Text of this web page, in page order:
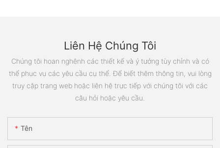
Liên Hệ Chúng Tôi
Chúng tôi hoan nghênh các thiết kế và ý tưởng tùy chỉnh và có
thể phục vụ các yêu cầu cụ thể. Để biết thêm thông tin, vui lòng
truy cập trang web hoặc liên hệ trực tiếp với chúng tôi với các
câu hỏi hoặc yêu cầu.
Tên